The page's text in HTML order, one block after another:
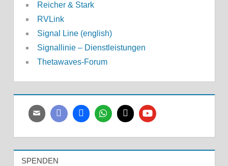
Reicher & Stark
RVLink
Signal Line (english)
Signallinie – Dienstleistungen
Thetawaves-Forum
SPENDEN